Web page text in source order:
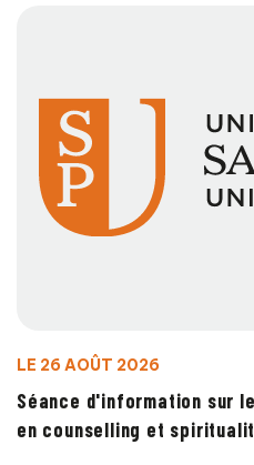
LE 26 AOÛT 2026
Séance d'information sur
en counselling et